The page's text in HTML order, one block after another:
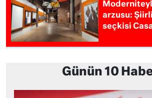
arzusu:
seçkisi
Günün 10